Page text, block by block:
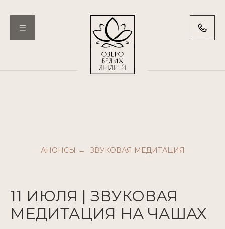
АНОНСЫ → ЗВУКОВАЯ МЕДИТАЦИЯ
11 ИЮЛЯ | ЗВУКОВАЯ
МЕДИТАЦИЯ НА ЧАШАХ